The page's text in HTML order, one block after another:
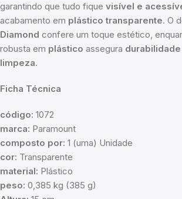
garantindo que tudo fique visível e
acabamento em plástico transparente. O
Diamond confere um toque estético,
robusta em plástico assegura durabilidade
limpeza.
Ficha Técnica
código: 1072
marca: Paramount
composto por: 1 (uma) Unidade
cor: Transparente
material: Plástico
peso: 0,385 kg (385 g)